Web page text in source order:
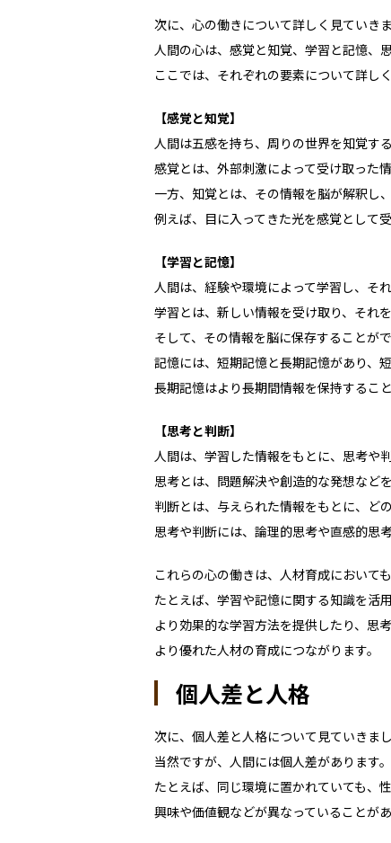
次に、心の働きについて詳しく見ていきま
人間の心は、感覚と知覚、学習と記憶、
ここでは、それぞれの要素について詳し
【感覚と知覚】
人間は五感を持ち、周りの世界を知覚す
感覚とは、外部刺激によって受け取った
一方、知覚とは、その情報を脳が解釈し
例えば、目に入ってきた光を感覚として
【学習と記憶】
人間は、経験や環境によって学習し、そ
学習とは、新しい情報を受け取り、それ
そして、その情報を脳に保存することが
記憶には、短期記憶と長期記憶があり、
長期記憶はより長期間情報を保持すること
【思考と判断】
人間は、学習した情報をもとに、思考や
思考とは、問題解決や創造的な発想などを
判断とは、与えられた情報をもとに、ど
思考や判断には、論理的思考や直感的思
これらの心の働きは、人材育成において
たとえば、学習や記憶に関する知識を活用
より効果的な学習方法を提供したり、思
より優れた人材の育成につながります。
個人差と人格
次に、個人差と人格について見ていきまし
当然ですが、人間には個人差があります。
たとえば、同じ環境に置かれていても、性
興味や価値観などが異なっていることがあ